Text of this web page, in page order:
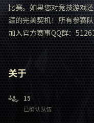
比赛。如果您对竞技游戏
涯的完美契机！所有参赛
加入官方赛事QQ群：
关于
15
已确认队伍